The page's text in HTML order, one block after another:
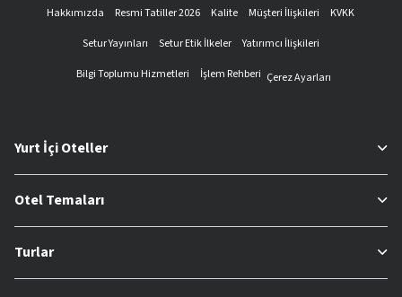
Hakkımızda Resmi Tatiller 2026 Kalite Müşteri İlişkileri
KVKK
Setur Yayınları
Setur Etik İlkeler
Yatırımcı İlişkileri
Bilgi Toplumu Hizmetleri
İşlem Rehberi Çerez Ayarları
Yurt İçi Oteller
Otel Temaları
Turlar